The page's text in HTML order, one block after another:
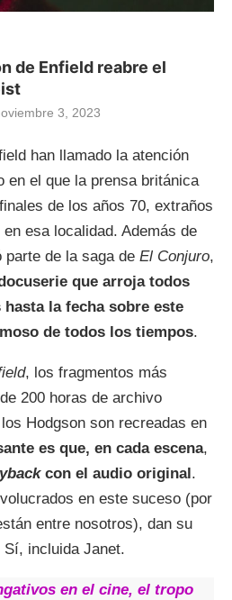
de Enfield reabre el
3, 2023
han llamado la atención
en el que la prensa británica
de los años 70, extraños
esa localidad. Además de
de la saga de El Conjuro,
que arroja todos
la fecha sobre este
de todos los tiempos.
, los fragmentos más
200 horas de archivo
Hodgson son recreadas en
es que, en cada escena,
con el audio original.
en este suceso (por
entre nosotros), dan su
incluida Janet.
en el cine, el tropo